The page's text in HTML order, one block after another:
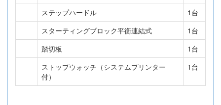
ステップハードル
1台
スターティングブロック平衡連結式
1台
踏切板
1台
ストップウォッチ（システムプリンター
付）
1台